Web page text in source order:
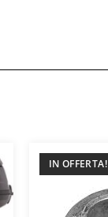
IN OFFERTA!